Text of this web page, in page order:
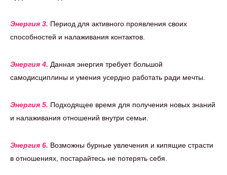
Энергия 3. Период для активного проявления своих
способностей и налаживания контактов.
Энергия 4. Данная энергия требует большой
самодисциплины и умения усердно работать ради мечты.
Энергия 5. Подходящее время для получения новых знаний
и налаживания отношений внутри семьи.
Энергия 6. Возможны бурные увлечения и кипящие страсти
в отношениях, постарайтесь не потерять себя.